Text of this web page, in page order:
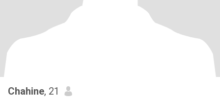
Chahine, 21